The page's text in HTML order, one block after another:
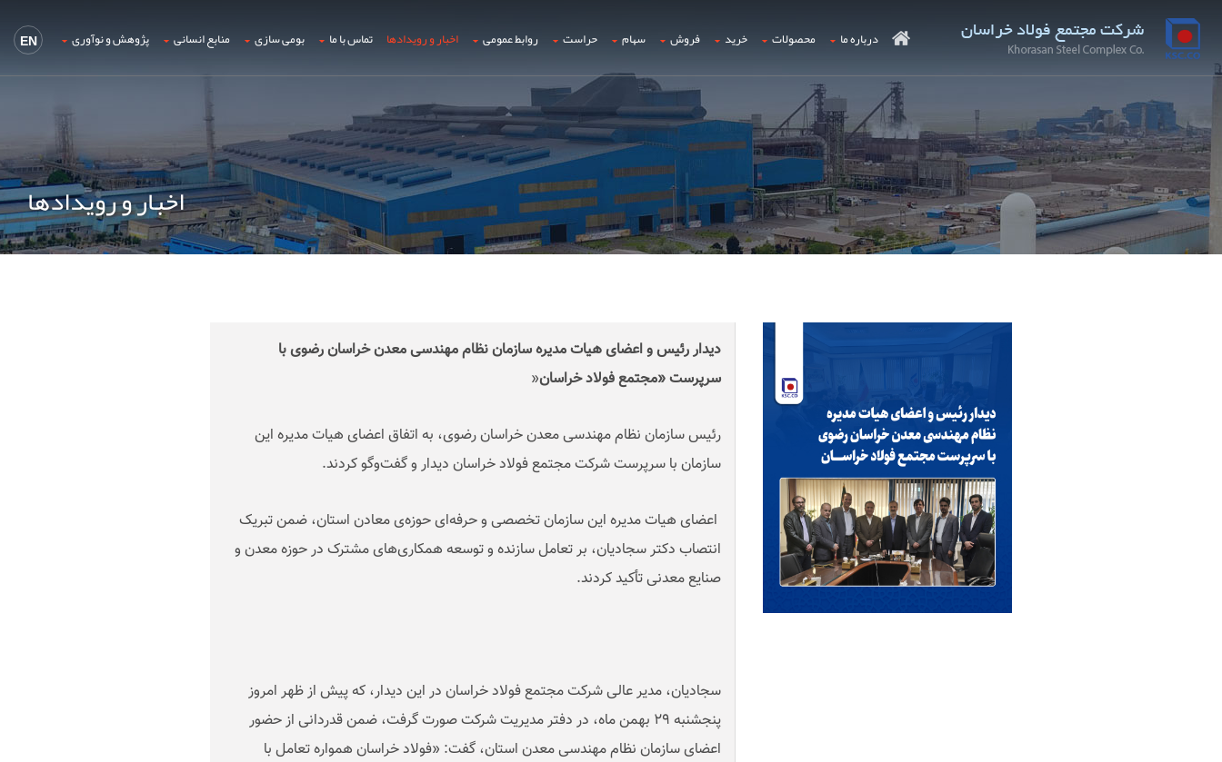
EN درباره ما محصولات خرید فروش سهام حراست روابط عمومی اخبار و رویدادها تماس با ما بومی سازی منابع انسانی پژوهش و نوآوری
اخبار و رویدادها
دیدار رئیس و اعضای هیات مدیره سازمان نظام مهندسی معدن خراسان رضوی با
سرپرست «مجتمع فولاد خراسان»
رئیس سازمان نظام مهندسی معدن خراسان رضوی، به اتفاق اعضای هیات مدیره این
سازمان با سرپرست شرکت مجتمع فولاد خراسان دیدار و گفت‌وگو کردند.
اعضای هیات مدیره این سازمان تخصصی و حرفه‌ای حوزه‌ی معادن استان، ضمن تبریک
انتصاب دکتر سجادیان، بر تعامل سازنده و توسعه همکاری‌های مشترک در حوزه معدن و
صنایع معدنی تأکید کردند.
سجادیان، مدیر عالی شرکت مجتمع فولاد خراسان در این دیدار، که پیش از ظهر امروز
پنجشنبه ۲۹ بهمن ماه، در دفتر مدیریت شرکت صورت گرفت، ضمن قدردانی از حضور
اعضای سازمان نظام مهندسی معدن استان، گفت: «فولاد خراسان همواره تعامل با